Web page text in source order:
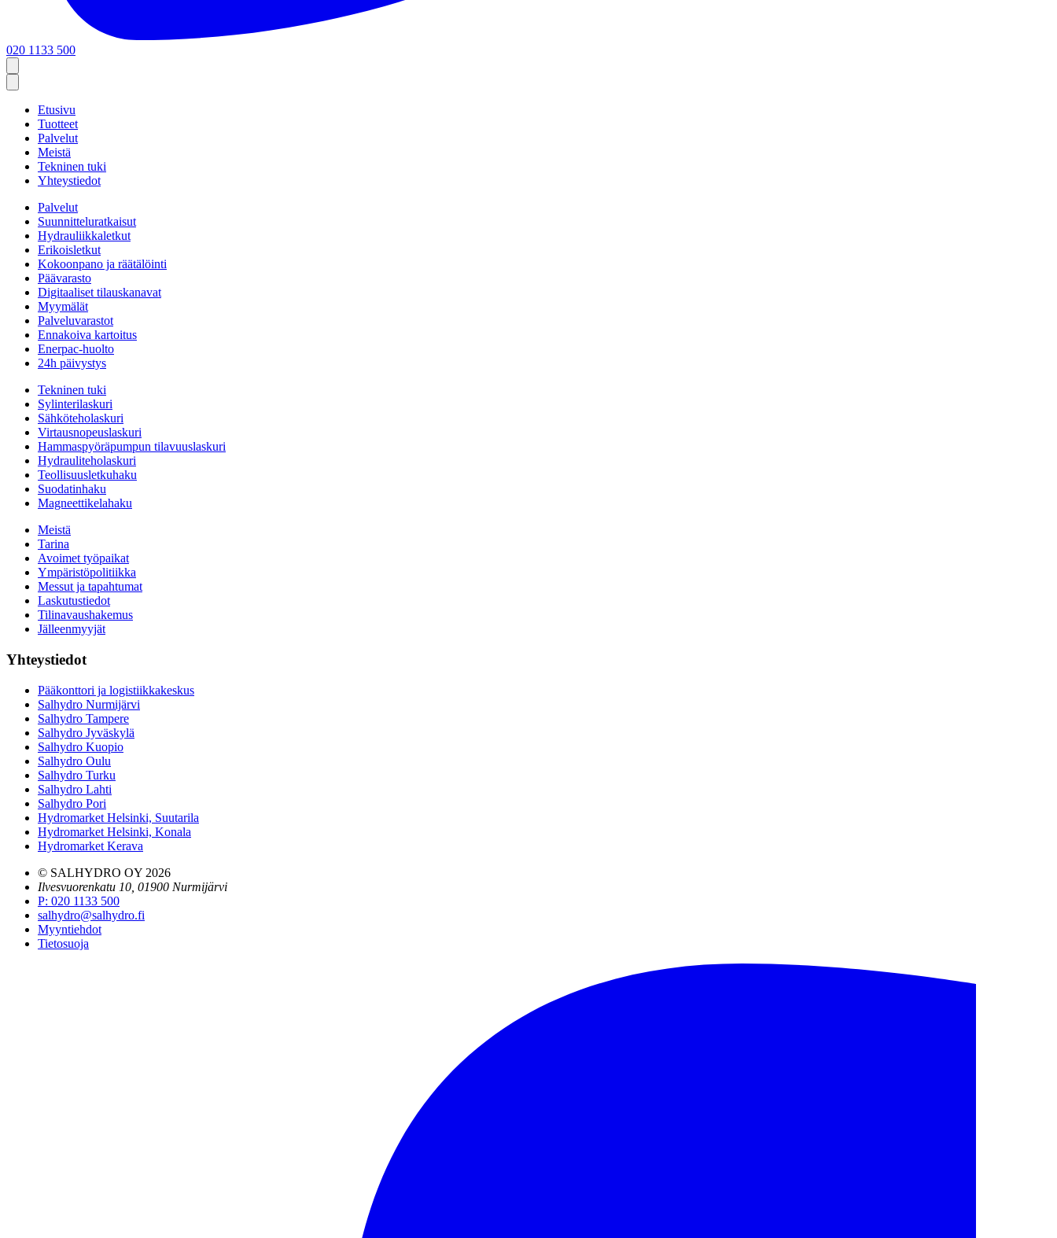
020 1133 500
Etusivu
Tuotteet
Palvelut
Meistä
Tekninen tuki
Yhteystiedot
Palvelut
Suunnitteluratkaisut
Hydrauliikkaletkut
Erikoisletkut
Kokoonpano ja räätälöinti
Päävarasto
Digitaaliset tilauskanavat
Myymälät
Palveluvarastot
Ennakoiva kartoitus
Enerpac-huolto
24h päivystys
Tekninen tuki
Sylinterilaskuri
Sähköteholaskuri
Virtausnopeuslaskuri
Hammaspyöräpumpun tilavuuslaskuri
Hydrauliteholaskuri
Teollisuusletkuhaku
Suodatinhaku
Magneettikelahaku
Meistä
Tarina
Avoimet työpaikat
Ympäristöpolitiikka
Messut ja tapahtumat
Laskutustiedot
Tilinavaushakemus
Jälleenmyyjät
Yhteystiedot
Pääkonttori ja logistiikkakeskus
Salhydro Nurmijärvi
Salhydro Tampere
Salhydro Jyväskylä
Salhydro Kuopio
Salhydro Oulu
Salhydro Turku
Salhydro Lahti
Salhydro Pori
Hydromarket Helsinki, Suutarila
Hydromarket Helsinki, Konala
Hydromarket Kerava
© SALHYDRO OY 2026
Ilvesvuorenkatu 10, 01900 Nurmijärvi
P: 020 1133 500
salhydro@salhydro.fi
Myyntiehdot
Tietosuoja